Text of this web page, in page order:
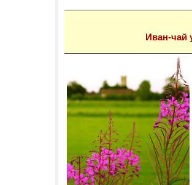
Иван-чай